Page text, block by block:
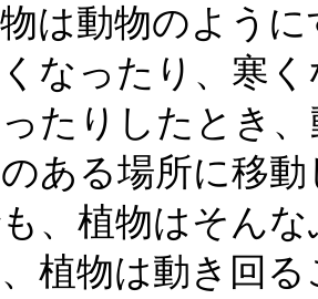
は動物のよう
なったり、寒
たりしたとき
ある場所に移
、植物はそん
、植物は動き回